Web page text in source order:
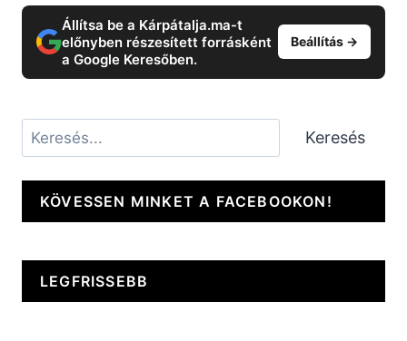
Állítsa be a Kárpátalja.ma-t
előnyben részesített forrásként
a Google Keresőben.
Beállítás →
Keresés Keresés
KÖVESSEN MINKET A FACEBOOKON!
LEGFRISSEBB